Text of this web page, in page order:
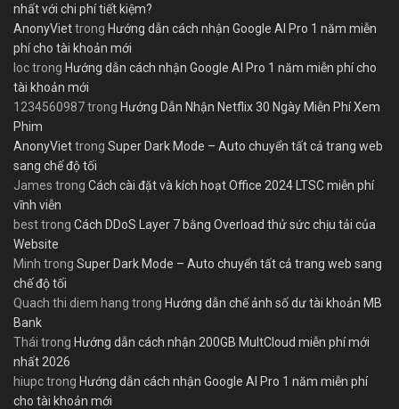
nhất với chi phí tiết kiệm?
AnonyViettrong Hướng dẫn cách nhận Google AI Pro 1 năm miễn
phí cho tài khoản mới
loctrong Hướng dẫn cách nhận Google AI Pro 1 năm miễn phí cho
tài khoản mới
1234560987trong Hướng Dẫn Nhận Netflix 30 Ngày Miễn Phí Xem
Phim
AnonyViettrong Super Dark Mode – Auto chuyển tất cả trang web
sang chế độ tối
James trong Cách cài đặt và kích hoạt Office 2024 LTSC miễn phí
vĩnh viễn
besttrong Cách DDoS Layer 7 bằng Overload thử sức chịu tải của
Website
Minh trong Super Dark Mode – Auto chuyển tất cả trang web sang
chế độ tối
Quach thi diem hang trong Hướng dẫn chế ảnh số dư tài khoản MB
Bank
Thái trong Hướng dẫn cách nhận 200GB MultCloud miễn phí mới
nhất 2026
hiupctrong Hướng dẫn cách nhận Google AI Pro 1 năm miễn phí
cho tài khoản mới